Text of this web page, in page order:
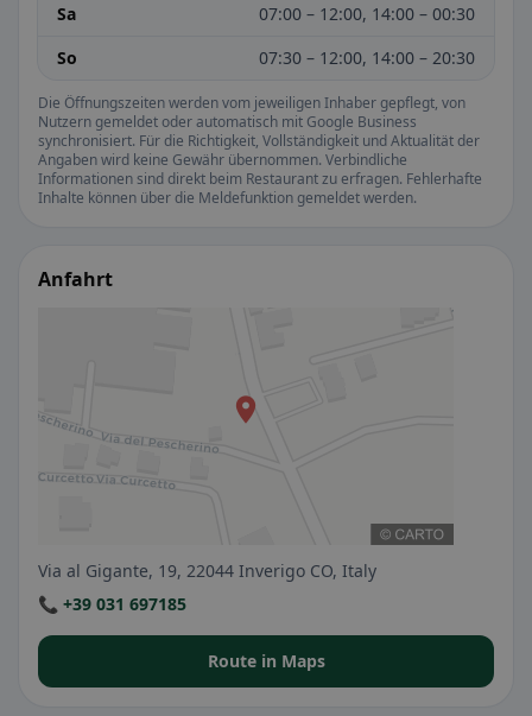
Sa
07:00 – 12:00, 14:00 – 00:30
So
07:30 – 12:00, 14:00 – 20:30
Die Öffnungszeiten werden vom jeweiligen Inhaber gepflegt, von
Nutzern gemeldet oder automatisch mit Google Business
synchronisiert. Für die Richtigkeit, Vollständigkeit und Aktualität der
Angaben wird keine Gewähr übernommen. Verbindliche
Informationen sind direkt beim Restaurant zu erfragen. Fehlerhafte
Inhalte können über die Meldefunktion gemeldet werden.
Anfahrt
Via al Gigante, 19, 22044 Inverigo CO, Italy
📞 +39 031 697185
Route in Maps